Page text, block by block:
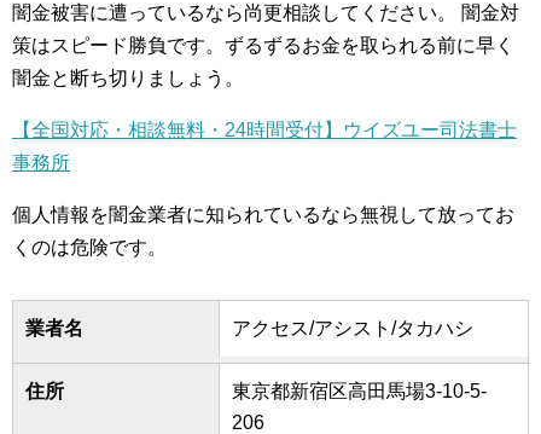
闇金被害に遭っているなら尚更相談してください。 闇金対
策はスピード勝負です。ずるずるお金を取られる前に早く
闇金と断ち切りましょう。
【全国対応・相談無料・24時間受付】ウイズユー司法書士
事務所
個人情報を闇金業者に知られているなら無視して放ってお
くのは危険です。
業者名 アクセス/アシスト/タカハシ
住所
東京都新宿区高田馬場3-10-5-
206